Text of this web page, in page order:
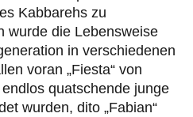
Kabbarehs zu
wurde die Lebensweise
in verschiedenen
voran „Fiesta“ von
quatschende junge
wurden, dito „Fabian“